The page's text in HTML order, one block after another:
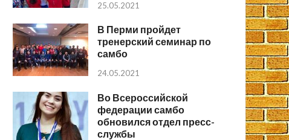
25.05.2021
В Перми пройдет
тренерский семинар по
самбо
24.05.2021
Во Всероссийской
федерации самбо
обновился отдел пресс-
службы